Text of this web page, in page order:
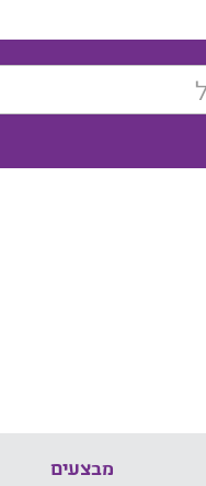
מבצעים